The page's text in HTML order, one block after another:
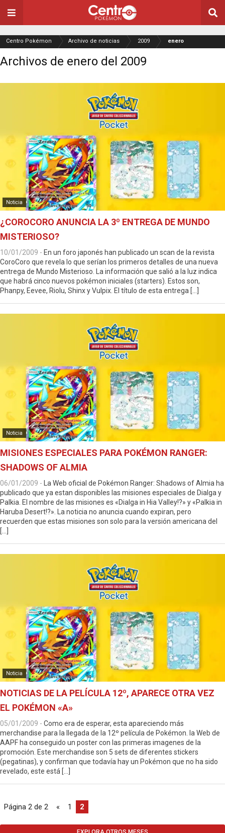
Centro Pokémon Archivo de noticias 2009 enero
Archivos de enero del 2009
Noticia
¿COROCORO ANUNCIA LA 3º ENTREGA DE MUNDO
MISTERIOSO?
10/01/2009 - En un foro japonés han publicado un scan de la revista
CoroCoro que revela lo que serían los primeros detalles de una nueva
entrega de Mundo Misterioso. La información que salió a la luz indica
que habrá cinco nuevos pokémon iniciales (starters). Estos son,
Phanpy, Eevee, Riolu, Shinx y Vulpix. El título de esta entrega […]
Noticia
MISIONES ESPECIALES PARA POKÉMON RANGER:
SHADOWS OF ALMIA
06/01/2009 -
La Web oficial de Pokémon Ranger: Shadows of Almia ha
publicado que ya estan disponibles las misiones especiales de Dialga y
Palkia. El nombre de las misiones es «Dialga in Hia Valley!?» y «Palkia in
Haruba Desert!?». La noticia no anuncia cuando expiran, pero
recuerden que estas misiones son solo para la versión americana del
[…]
Noticia
NOTICIAS DE LA PELÍCULA 12º, APARECE OTRA VEZ
EL POKÉMON «A»
05/01/2009 - Como era de esperar, esta apareciendo más
merchandise para la llegada de la 12º película de Pokémon. la Web de
AAPF ha conseguido un poster con las primeras imagenes de la
promoción. Este merchandise son 5 sets de diferentes stickers
(pegatinas), y confirman que todavía hay un Pokémon que no ha sido
revelado, este está […]
Página 2 de 2 « 1 2